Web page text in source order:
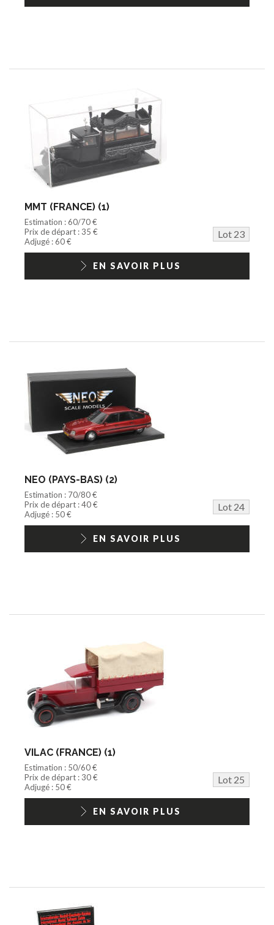
MMT (FRANCE) (1)
Estimation : 60/70 €
Prix de départ : 35 €
Lot 23
Adjugé : 60 €
EN SAVOIR PLUS
NEO (PAYS-BAS) (2)
Estimation : 70/80 €
Prix de départ : 40 €
Lot 24
Adjugé : 50 €
EN SAVOIR PLUS
VILAC (FRANCE) (1)
Estimation : 50/60 €
Prix de départ : 30 €
Lot 25
Adjugé : 50 €
EN SAVOIR PLUS